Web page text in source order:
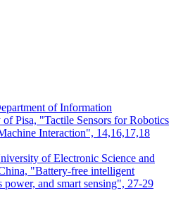
of Information
Pisa, "Tactile Sensors for Robotics
Interaction", 14,16,17,18
of Electronic Science and
"Battery-free intelligent
and smart sensing", 27-29